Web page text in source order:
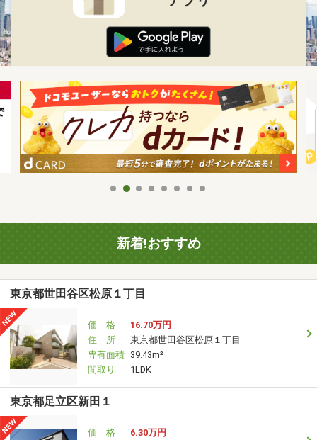
新着!おすすめ
東京都世田谷区松原１丁目
価 格
16.70万円
住 所
東京都世田谷区松原１丁目
専有面積 39.43m²
間取り
1LDK
東京都足立区新田１
価 格
6.30万円